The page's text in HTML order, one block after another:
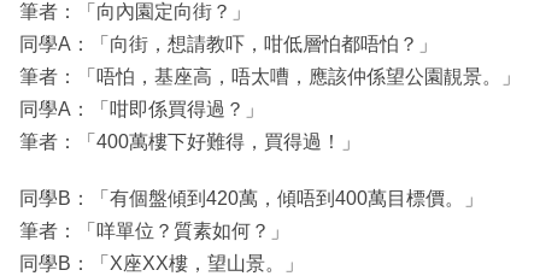
區
筆者：「向內園定向街？」
同學A：「向街，想請教吓，咁低層怕都唔怕？」
筆者：「唔怕，基座高，唔太嘈，應該仲係望公園靚景。」
同學A：「咁即係買得過？」
筆者：「400萬樓下好難得，買得過！」
同學B：「有個盤傾到420萬，傾唔到400萬目標價。」
筆者：「咩單位？質素如何？」
同學B：「X座XX樓，望山景。」